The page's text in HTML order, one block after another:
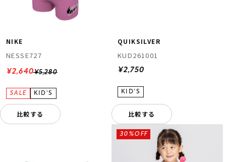
ムラサキスポーツ 公式アプリ
ポイント・クーポンもこのアプリで！
NIKE
NESSE727
¥5,280
¥2,640
比較する
QUIKSILVER
KUD261001
¥2,750
比較する
30%OFF